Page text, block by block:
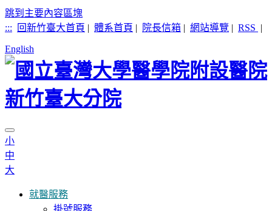
跳到主要內容區塊
:::
回新竹臺大首頁 | 體系首頁 | 院長信箱 | 網站導覽 | RSS |
English
小
中
大
就醫服務
掛號服務